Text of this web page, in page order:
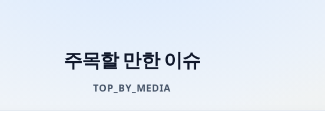
주목할 만한 이슈
TOP_BY_MEDIA